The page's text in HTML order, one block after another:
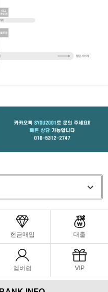
현금매입 대출
멤버쉽 VIP